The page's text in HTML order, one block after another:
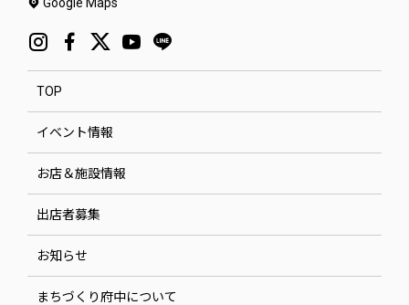
TOP
イベント情報
お店＆施設情報
出店者募集
お知らせ
まちづくり府中について